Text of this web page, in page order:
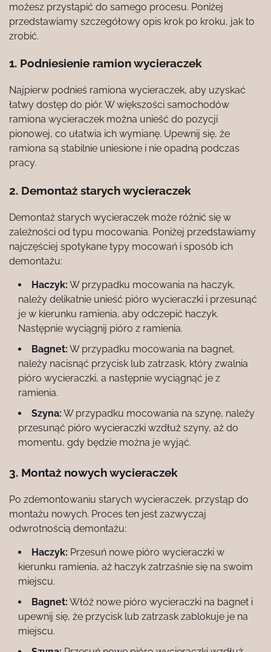
możesz przystąpić do samego procesu. Poniżej
przedstawiamy szczegółowy opis krok po kroku, jak to
zrobić.
1. Podniesienie ramion wycieraczek
Najpierw podnieś ramiona wycieraczek, aby uzyskać
łatwy dostęp do piór. W większości samochodów
ramiona wycieraczek można unieść do pozycji
pionowej, co ułatwia ich wymianę. Upewnij się, że
ramiona są stabilnie uniesione i nie opadną podczas
pracy.
2. Demontaż starych wycieraczek
Demontaż starych wycieraczek może różnić się w
zależności od typu mocowania. Poniżej przedstawiamy
najczęściej spotykane typy mocowań i sposób ich
demontażu:
Haczyk: W przypadku mocowania na haczyk,
należy delikatnie unieść pióro wycieraczki i przesunąć
je w kierunku ramienia, aby odczepić haczyk.
Następnie wyciągnij pióro z ramienia.
Bagnet: W przypadku mocowania na bagnet,
należy nacisnąć przycisk lub zatrzask, który zwalnia
pióro wycieraczki, a następnie wyciągnąć je z
ramienia.
Szyna: W przypadku mocowania na szynę, należy
przesunąć pióro wycieraczki wzdłuż szyny, aż do
momentu, gdy będzie można je wyjąć.
3. Montaż nowych wycieraczek
Po zdemontowaniu starych wycieraczek, przystąp do
montażu nowych. Proces ten jest zazwyczaj
odwrotnością demontażu:
Haczyk: Przesuń nowe pióro wycieraczki w
kierunku ramienia, aż haczyk zatrzaśnie się na swoim
miejscu.
Bagnet: Włóż nowe pióro wycieraczki na bagnet i
upewnij się, że przycisk lub zatrzask zablokuje je na
miejscu.